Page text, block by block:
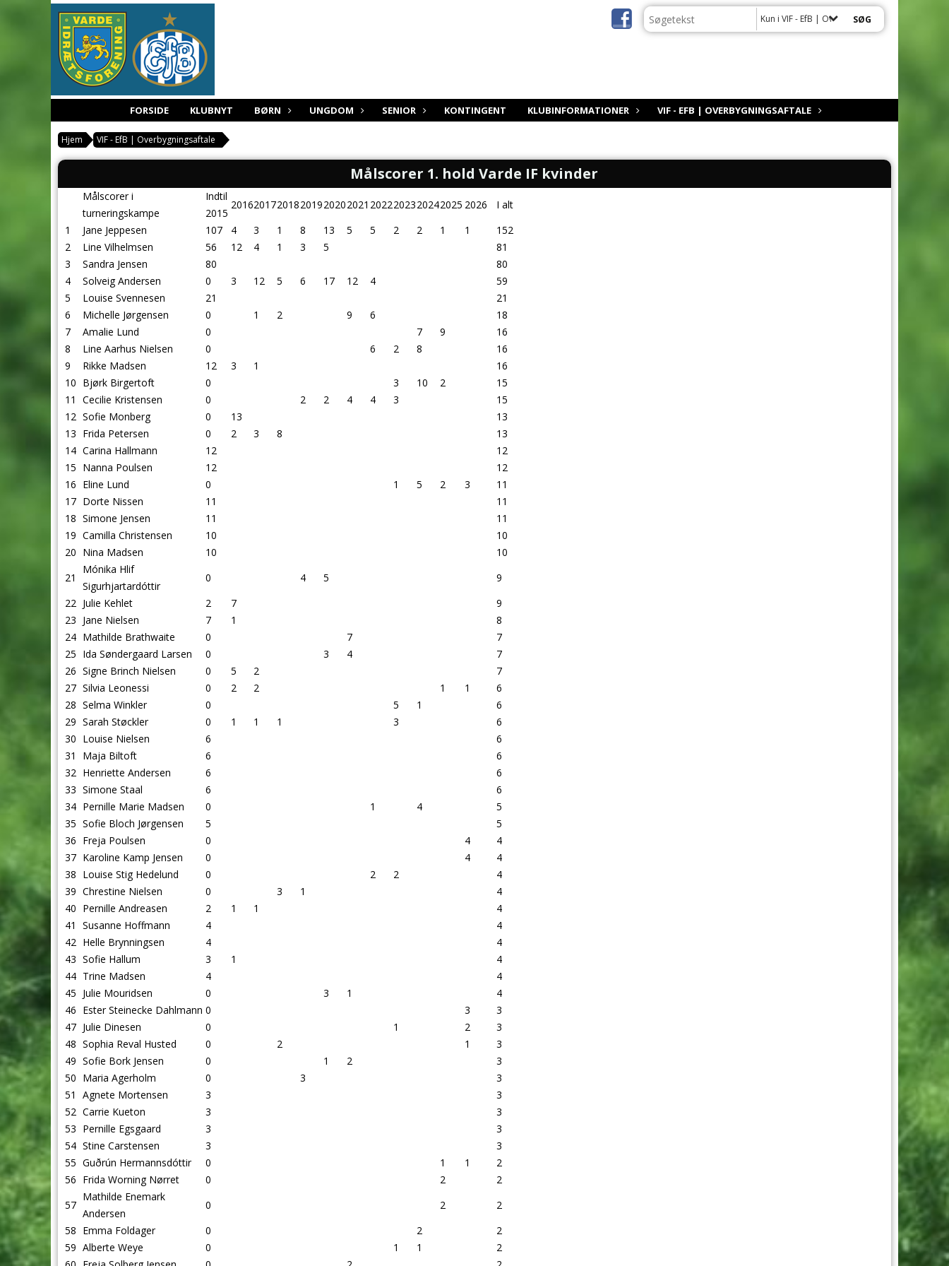
Kun i VIF - EfB | Overbygningsaftale
FORSIDE KLUBNYT BØRN UNGDOM SENIOR KONTINGENT KLUBINFORMATIONER VIF - EFB | OVERBYGNINGSAFTALE
Hjem VIF - EfB | Overbygningsaftale
Målscorer 1. hold Varde IF kvinder
Målscorer i
turneringskampe
Indtil
2015
201620172018201920202021 2022202320242025 2026
I alt
1
Jane Jeppesen 107 4 3 1 8 13 5 5 2 2 1 1
152
2
Line Vilhelmsen 56 12 4 1 3 5
81
3
Sandra Jensen 80
80
4
Solveig Andersen 0 3 12 5 6 17 12 4
59
5
Louise Svennesen 21
21
6
Michelle Jørgensen 0 1 2 9 6
18
7
Amalie Lund 0 7 9
16
8
Line Aarhus Nielsen 0 6 2 8
16
9
Rikke Madsen 12 3 1
16
10 Bjørk Birgertoft 0 3 10 2
15
11
Cecilie Kristensen 0 2 2 4 4 3
15
12 Sofie Monberg 0 13
13
13 Frida Petersen 0 2 3 8
13
14 Carina Hallmann 12
12
15 Nanna Poulsen 12
12
16 Eline Lund 0 1 5 2 3
11
17 Dorte Nissen 11
11
18 Simone Jensen 11
11
19 Camilla Christensen 10
10
20 Nina Madsen 10
10
21
Mónika Hlif
Sigurhjartardóttir
0 4 5
9
22 Julie Kehlet 2 7
9
23 Jane Nielsen 7 1
8
24 Mathilde Brathwaite 0 7
7
25 Ida Søndergaard Larsen 0 3 4
7
26 Signe Brinch Nielsen 0 5 2
7
27 Silvia Leonessi 0 2 2 1 1
6
28 Selma Winkler 0 5 1
6
29 Sarah Støckler 0 1 1 1 3
6
30 Louise Nielsen 6
6
31
Maja Biltoft 6
6
32 Henriette Andersen 6
6
33 Simone Staal 6
6
34 Pernille Marie Madsen 0 1 4
5
35 Sofie Bloch Jørgensen 5
5
36 Freja Poulsen 0 4
4
37 Karoline Kamp Jensen 0 4
4
38 Louise Stig Hedelund 0 2 2
4
39 Chrestine Nielsen 0 3 1
4
40 Pernille Andreasen 2 1 1
4
41
Susanne Hoffmann 4
4
42 Helle Brynningsen 4
4
43 Sofie Hallum 3 1
4
44 Trine Madsen 4
4
45 Julie Mouridsen 0 3 1
4
46 Ester Steinecke Dahlmann 0 3
3
47 Julie Dinesen 0 1 2
3
48 Sophia Reval Husted 0 2 1
3
49 Sofie Bork Jensen 0 1 2
3
50 Maria Agerholm 0 3
3
51
Agnete Mortensen 3
3
52 Carrie Kueton 3
3
53 Pernille Egsgaard 3
3
54 Stine Carstensen 3
3
55 Guðrún Hermannsdóttir 0 1 1
2
56 Frida Worning Nørret 0 2
2
57
Mathilde Enemark
Andersen
0 2
2
58 Emma Foldager 0 2
2
59 Alberte Weye 0 1 1
2